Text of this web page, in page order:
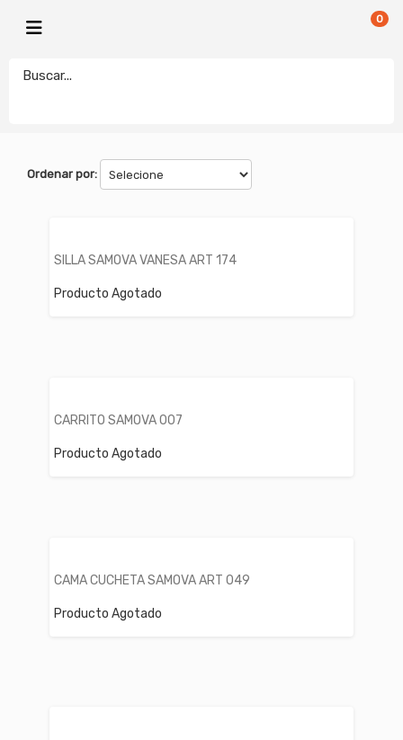
0
electronicamegatonesrl
Ordenar por:
SILLA SAMOVA VANESA ART 174
Producto Agotado
CARRITO SAMOVA 007
Producto Agotado
CAMA CUCHETA SAMOVA ART 049
Producto Agotado